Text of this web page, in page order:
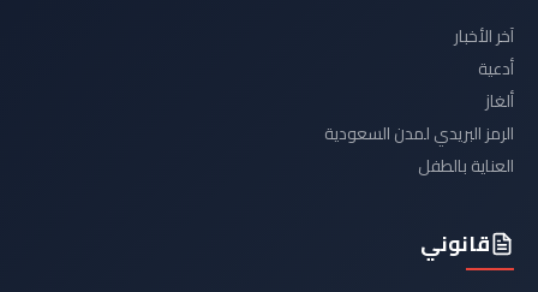
آخر الأخبار
أدعية
ألغاز
الرمز البريدي لمدن السعودية
العناية بالطفل
قانوني